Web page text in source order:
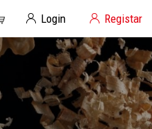
CarrinhoLogin Login de
Registar